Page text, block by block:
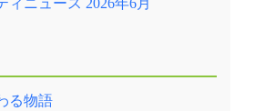
ィニュース 2026年6月
る物語